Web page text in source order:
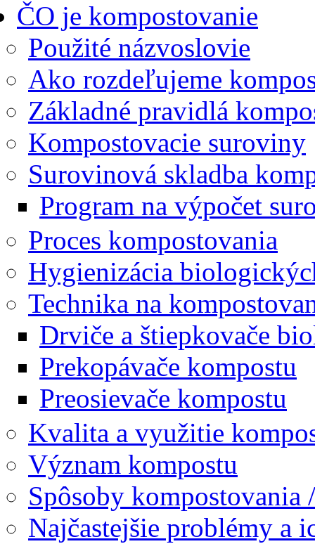
ČO je kompostovanie
Použité názvoslovie
Ako rozdeľujeme
Základné pravidlá
Kompostovacie suroviny
Surovinová skladba
Program na výpočet
Proces kompostovania
Hygienizácia
Technika na
Drviče a štiepkovače
Prekopávače kompostu
Preosievače kompostu
Kvalita a využitie
Význam kompostu
Spôsoby kompostovania
Najčastejšie problémy a